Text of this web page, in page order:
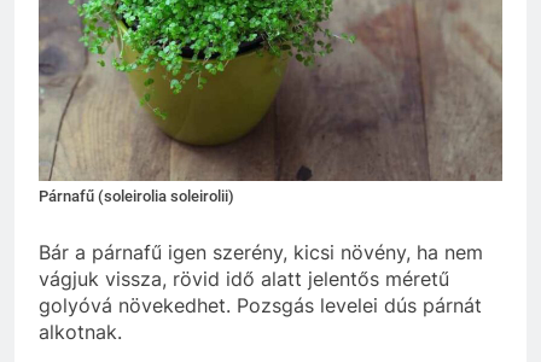
Párnafű (soleirolia soleirolii)
Bár a párnafű igen szerény, kicsi növény, ha nem
vágjuk vissza, rövid idő alatt jelentős méretű
golyóvá növekedhet. Pozsgás levelei dús párnát
alkotnak.